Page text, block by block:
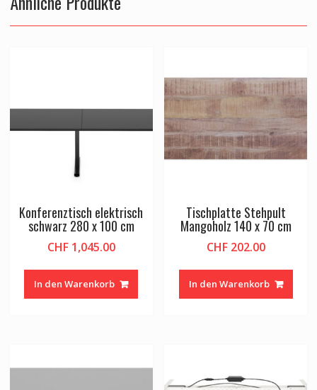
Konferenztisch elektrisch
schwarz 280 x 100 cm
CHF1,045.00
In den Warenkorb
Tischplatte Stehpult
Mangoholz 140 x 70 cm
CHF202.00
In den Warenkorb